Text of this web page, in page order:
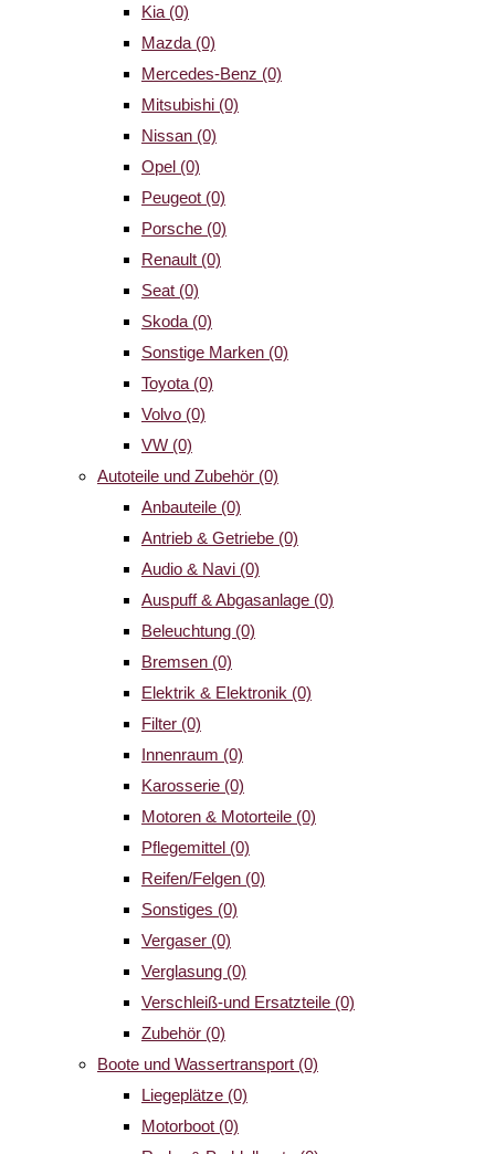
Kia (0)
Mazda (0)
Mercedes-Benz (0)
Mitsubishi (0)
Nissan (0)
Opel (0)
Peugeot (0)
Porsche (0)
Renault (0)
Seat (0)
Skoda (0)
Sonstige Marken (0)
Toyota (0)
Volvo (0)
VW (0)
Autoteile und Zubehör (0)
Anbauteile (0)
Antrieb & Getriebe (0)
Audio & Navi (0)
Auspuff & Abgasanlage (0)
Beleuchtung (0)
Bremsen (0)
Elektrik & Elektronik (0)
Filter (0)
Innenraum (0)
Karosserie (0)
Motoren & Motorteile (0)
Pflegemittel (0)
Reifen/Felgen (0)
Sonstiges (0)
Vergaser (0)
Verglasung (0)
Verschleiß-und Ersatzteile (0)
Zubehör (0)
Boote und Wassertransport (0)
Liegeplätze (0)
Motorboot (0)